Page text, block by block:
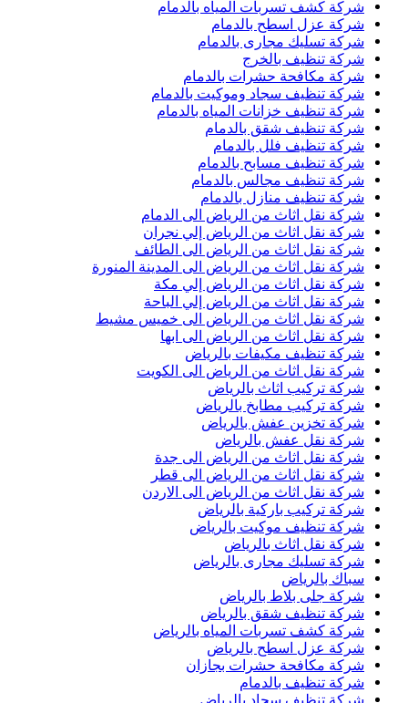
شركة كشف تسربات المياه بالدمام
شركة عزل اسطح بالدمام
شركة تسليك مجارى بالدمام
شركة تنظيف بالخرج
شركة مكافحة حشرات بالدمام
شركة تنظيف سجاد وموكيت بالدمام
شركة تنظيف خزانات المياه بالدمام
شركة تنظيف شقق بالدمام
شركة تنظيف فلل بالدمام
شركة تنظيف مسابح بالدمام
شركة تنظيف مجالس بالدمام
شركة تنظيف منازل بالدمام
شركة نقل اثاث من الرياض الى الدمام
شركة نقل اثاث من الرياض إلي نجران
شركة نقل اثاث من الرياض الى الطائف
شركة نقل اثاث من الرياض الى المدينة المنورة
شركة نقل اثاث من الرياض إلي مكة
شركة نقل اثاث من الرياض إلي الباحة
شركة نقل اثاث من الرياض الى خميس مشيط
شركة نقل اثاث من الرياض الى ابها
شركة تنظيف مكيفات بالرياض
شركة نقل اثاث من الرياض الى الكويت
شركة تركيب اثاث بالرياض
شركة تركيب مطابخ بالرياض
شركة تخزين عفش بالرياض
شركة نقل عفش بالرياض
شركة نقل اثاث من الرياض الى جدة
شركة نقل اثاث من الرياض الى قطر
شركة نقل اثاث من الرياض الى الاردن
شركة تركيب باركية بالرياض
شركة تنظيف موكيت بالرياض
شركة نقل اثاث بالرياض
شركة تسليك مجارى بالرياض
سباك بالرياض
شركة جلى بلاط بالرياض
شركة تنظيف شقق بالرياض
شركة كشف تسربات المياه بالرياض
شركة عزل اسطح بالرياض
شركة مكافحة حشرات بجازان
شركة تنظيف بالدمام